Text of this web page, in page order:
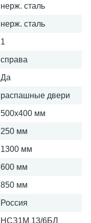
нерж. сталь
нерж. сталь
1
справа
Да
распашные двери
500х400 мм
250 мм
1300 мм
600 мм
850 мм
Россия
НСЗ1М 13/6БЛ